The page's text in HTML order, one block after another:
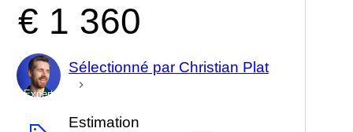
€ 1 360
Expert
Sélectionné par Christian Plat
Estimation